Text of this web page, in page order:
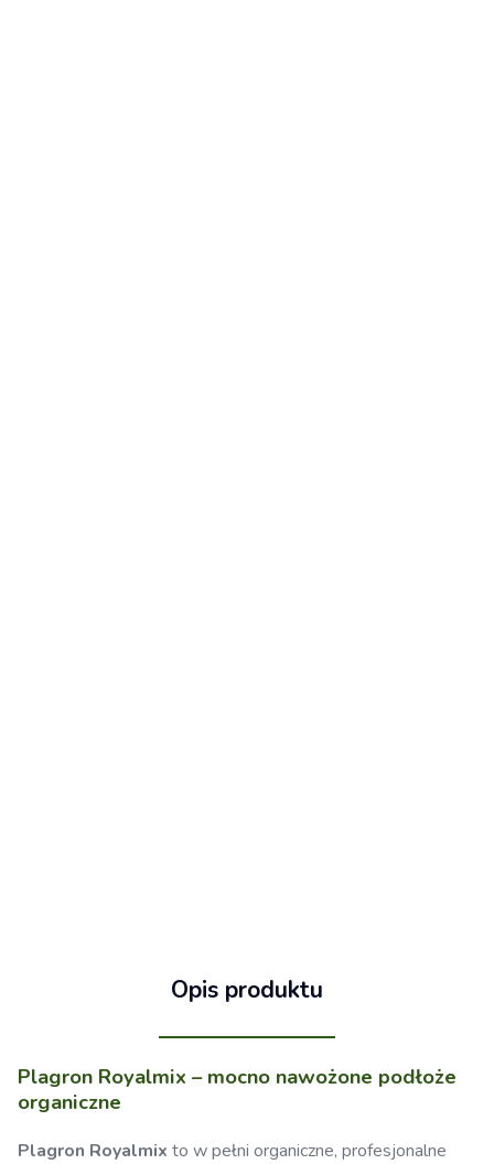
Opis produktu
Plagron Royalmix – mocno nawożone podłoże
organiczne
Plagron Royalmix to w pełni organiczne, profesjonalne